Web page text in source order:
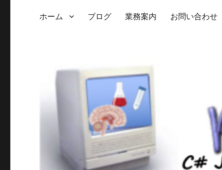
ホーム ブログ 業務案内 お問い合わせ